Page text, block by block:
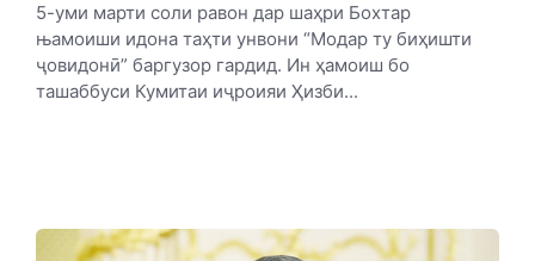
5-уми марти соли равон дар шаҳри Бохтар
њамоиши идона таҳти унвони “Модар ту биҳишти
ҷовидонӣ” баргузор гардид. Ин ҳамоиш бо
ташаббуси Кумитаи иҷроияи Ҳизби...